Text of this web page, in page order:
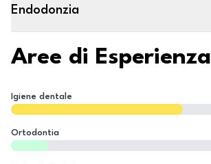
Endodonzia
Aree di Esperienza
Igiene dentale
Ortodontia